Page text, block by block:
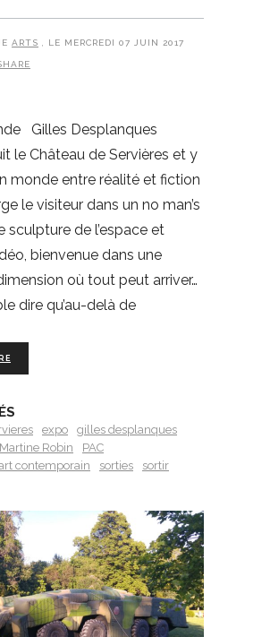
ARTS , LE MERCREDI 07 JUIN 2017
Gilles Desplanques
le Château de Servières et y
monde entre réalité et fiction
le visiteur dans un no man’s
sculpture de l’espace et
bienvenue dans une
où tout peut arriver…
dire qu’au-delà de
expo
gilles desplanques
Martine Robin
PAC
contemporain
sorties sortir